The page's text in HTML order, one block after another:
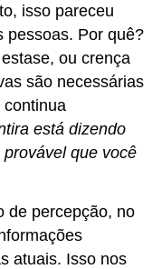
isso pareceu
pessoas. Por quê?
ou crença
são necessárias
continua
está dizendo
que você
de percepção, no
atuais. Isso nos